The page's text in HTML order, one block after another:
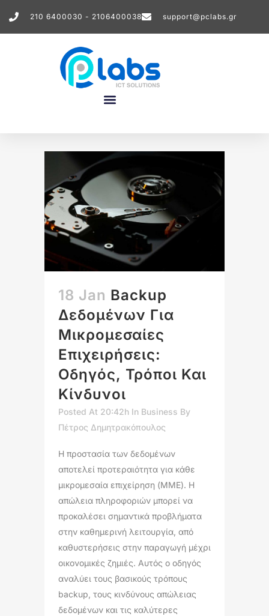
210 6400030 - 2106400038 support@pclabs.gr
18 Jan Backup
Δεδομένων Για
Μικρομεσαίες
Επιχειρήσεις:
Οδηγός, Τρόποι Και
Κίνδυνοι
Posted At 20:42h In Business By
Πέτρος Δημητρακόπουλος
Η προστασία των δεδομένων
αποτελεί προτεραιότητα για κάθε
μικρομεσαία επιχείρηση (ΜΜΕ). Η
απώλεια πληροφοριών μπορεί να
προκαλέσει σημαντικά προβλήματα
στην καθημερινή λειτουργία, από
καθυστερήσεις στην παραγωγή μέχρι
οικονομικές ζημιές. Αυτός ο οδηγός
αναλύει τους βασικούς τρόπους
backup, τους κινδύνους απώλειας
δεδομένων και τις καλύτερες